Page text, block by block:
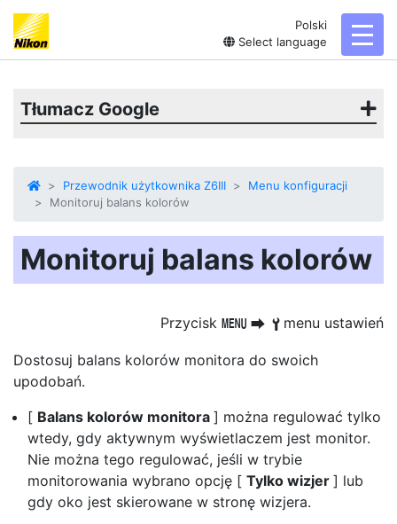
Polski
Select language
Tłumacz Google
Przewodnik użytkownika Z6III
Menu konfiguracji
Monitoruj balans kolorów
Monitoruj balans kolorów
Przycisk G U B menu ustawień
Dostosuj balans kolorów monitora do swoich
upodobań.
[ Balans kolorów monitora ] można regulować tylko
wtedy, gdy aktywnym wyświetlaczem jest monitor.
Nie można tego regulować, jeśli w trybie
monitorowania wybrano opcję [ Tylko wizjer ] lub
gdy oko jest skierowane w stronę wizjera.